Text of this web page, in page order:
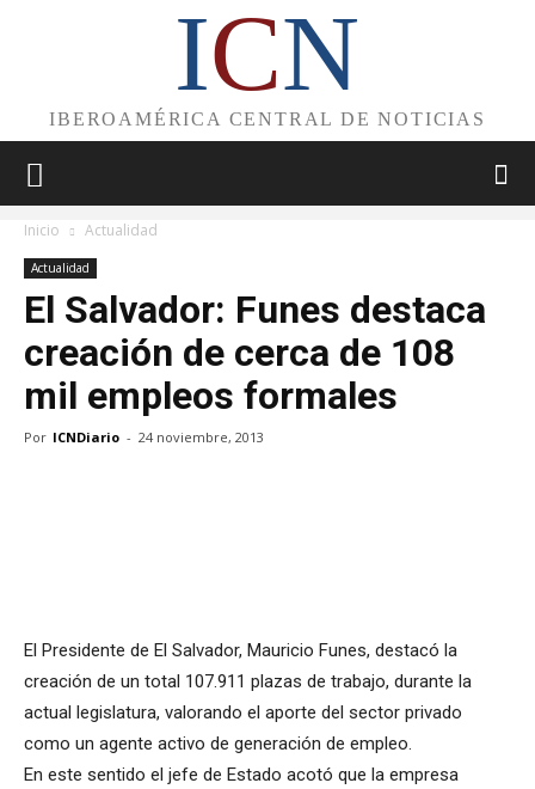
ICN
IBEROAMÉRICA CENTRAL DE NOTICIAS
Inicio Actualidad
Actualidad
El Salvador: Funes destaca
creación de cerca de 108
mil empleos formales
Por ICNDiario - 24 noviembre, 2013
El Presidente de El Salvador, Mauricio Funes, destacó la
creación de un total 107.911 plazas de trabajo, durante la
actual legislatura, valorando el aporte del sector privado
como un agente activo de generación de empleo.
En este sentido el jefe de Estado acotó que la empresa